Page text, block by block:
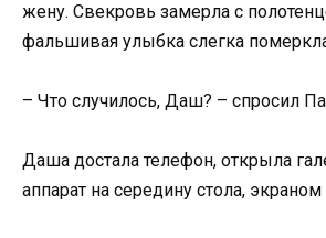
жену. Свекровь замерла с
фальшивая улыбка слегка
– Что случилось, Даш? – спросил
Даша достала телефон, открыла
аппарат на середину стола,